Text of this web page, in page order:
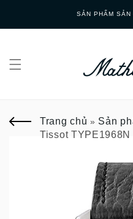
SẢN PHẨM
Trang chủ » Sản
Tissot TYPE1968N